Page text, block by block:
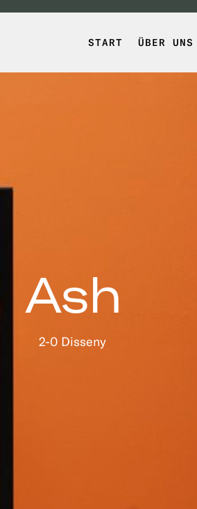
START ÜBER UNS
Ash
2-0 Disseny